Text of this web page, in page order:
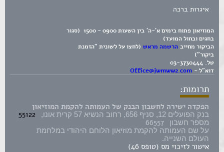
איגרות ברכה
המוזיאון פתוח בימים א'-ה' בין השעות 0900 - 1500 (סגור
בחגים ובחול המועד)
הביקור מחייב הרשמה מראש (לחצו על לשונית "הזמנת
ביקור")
טל. 03-3730444
דוא"ל - Office@jwmww2.com
תרומות:
הפקדה ישירה לחשבון הבנק של העמותה להקמת המוזיאון
בנק הפועלים 12, סניף 656, רחוב הנשיא 57 קרית אונו, 55122
מספר חשבון 66557
על שם העמותה להקמת מוזיאון הלוחם היהודי במלחמת
העולם השנייה.
אישור לזיכוי מס (טופס 46)